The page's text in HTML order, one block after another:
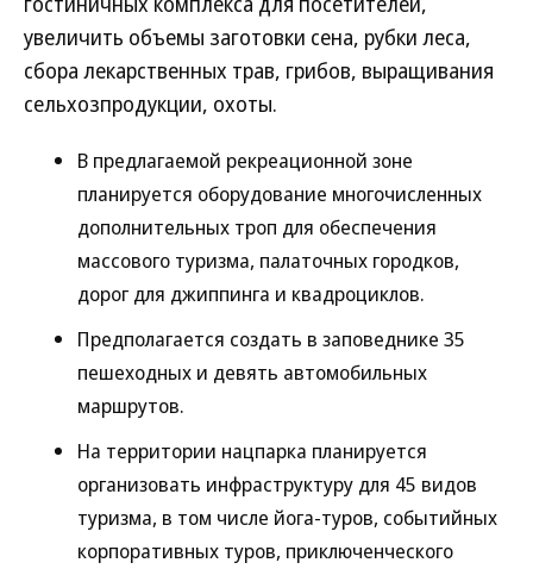
увеличить объемы заготовки сена, рубки леса,
сбора лекарственных трав, грибов, выращивания
сельхозпродукции, охоты.
В предлагаемой рекреационной зоне
планируется оборудование многочисленных
дополнительных троп для обеспечения
массового туризма, палаточных городков,
дорог для джиппинга и квадроциклов.
Предполагается создать в заповеднике 35
пешеходных и девять автомобильных
маршрутов.
На территории нацпарка планируется
организовать инфраструктуру для 45 видов
туризма, в том числе йога-туров, событийных
корпоративных туров, приключенческого